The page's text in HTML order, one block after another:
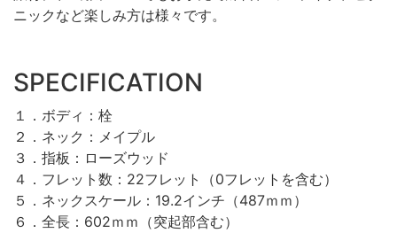
ニックなど楽しみ方は様々です。
SPECIFICATION
１．ボディ：栓
２．ネック：メイプル
３．指板：ローズウッド
４．フレット数：22フレット（0フレットを含む）
５．ネックスケール：19.2インチ（487ｍｍ）
６．全長：602ｍｍ（突起部含む）